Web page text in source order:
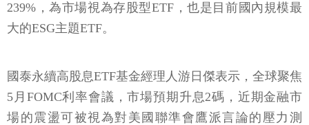
239%，為市場視為存股型ETF，也是目前國內規模最
大的ESG主題ETF。
國泰永續高股息ETF基金經理人游日傑表示，全球聚焦
5月FOMC利率會議，市場預期升息2碼，近期金融市
場的震盪可被視為對美國聯準會鷹派言論的壓力測